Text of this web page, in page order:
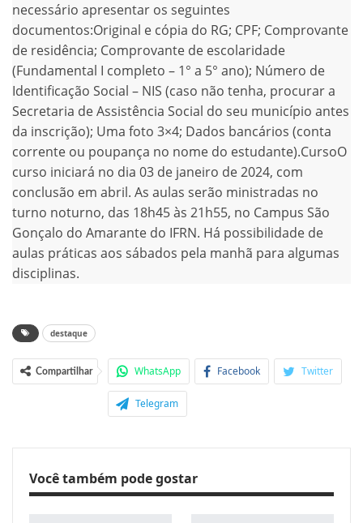
necessário apresentar os seguintes
documentos:Original e cópia do RG; CPF; Comprovante
de residência; Comprovante de escolaridade
(Fundamental I completo – 1° a 5° ano); Número de
Identificação Social – NIS (caso não tenha, procurar a
Secretaria de Assistência Social do seu município antes
da inscrição); Uma foto 3×4; Dados bancários (conta
corrente ou poupança no nome do estudante).CursoO
curso iniciará no dia 03 de janeiro de 2024, com
conclusão em abril. As aulas serão ministradas no
turno noturno, das 18h45 às 21h55, no Campus São
Gonçalo do Amarante do IFRN. Há possibilidade de
aulas práticas aos sábados pela manhã para algumas
disciplinas.
destaque
Compartilhar WhatsApp Facebook Twitter
Telegram
Você também pode gostar